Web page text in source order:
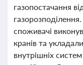
газопостачання
споживачі
кранів та
внутрішніх